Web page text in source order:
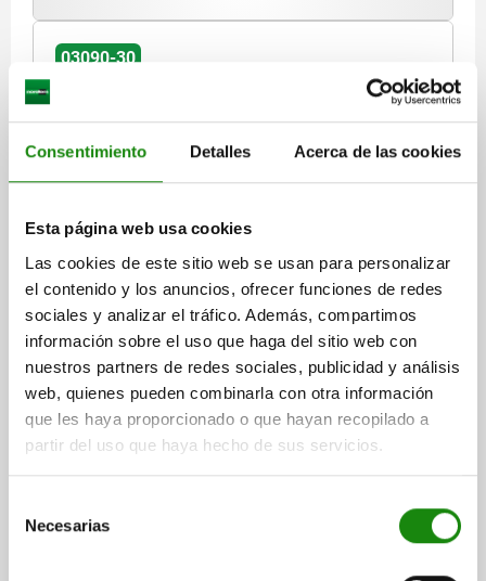
Consentimiento Detalles Acerca de las cookies
Esta página web usa cookies
Las cookies de este sitio web se usan para personalizar
el contenido y los anuncios, ofrecer funciones de redes
sociales y analizar el tráfico. Además, compartimos
información sobre el uso que haga del sitio web con
nuestros partners de redes sociales, publicidad y análisis
web, quienes pueden combinarla con otra información
que les haya proporcionado o que hayan recopilado a
partir del uso que haya hecho de sus servicios.
Necesarias
03090-30
PERNO DE BLOQUEO EMPUÑADURA EXCÉNTRICA,
VERSIÓN CORTA, TA.2, M12X1,5, D=6, FORMA:A OHNE
KONTERMUTTER, ACERO ENDURECIDO Y BRUÑIDO,
DIÁMETRO DEL PERNO=6 ROSCA=M12X1,5 LONGITUD=34
FORMA=A
CONTRATUERCA=SIN CONTRATUERCA
MATERIAL DEL CUERPO DE BASE=ACERO
COLOR DEL COMPONENTE=ROJO TRÁFICO RAL 3020
LONGITUD DE EMPUÑADURA=31,6
LONGITUD DE EMPUÑADURA=41,7
ANCHURA=17,9
B1=12,9
CARRERA S=6 L1=10 L2=8 SW1=14 F X 30°=1,8
FUERZA DEL MUELLE FINAL F2 APROX. N=14